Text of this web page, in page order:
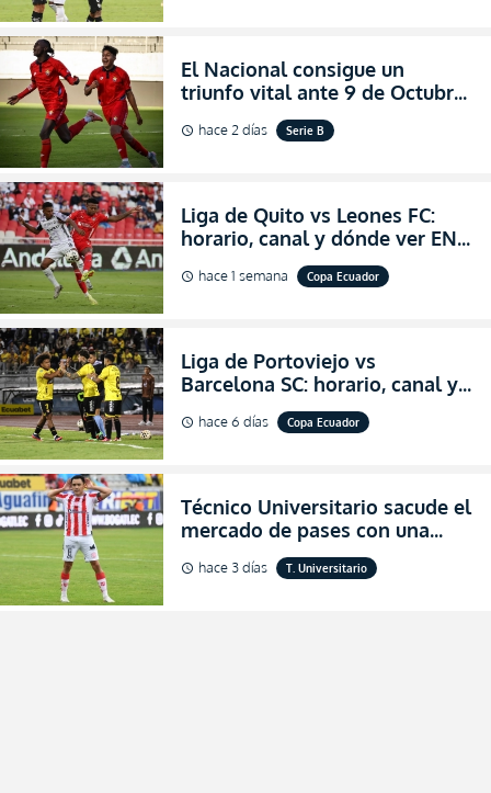
El Nacional consigue un
triunfo vital ante 9 de Octubre
para encender la fe en la
salvación
schedule hace 2 días Serie B
Liga de Quito vs Leones FC:
horario, canal y dónde ver EN
VIVO los octavos de final de la
Copa Ecuador 2026
schedule hace 1 semana Copa Ecuador
Liga de Portoviejo vs
Barcelona SC: horario, canal y
dónde ver EN VIVO los octavos
de final de la Copa Ecuador
schedule hace 6 días Copa Ecuador
Técnico Universitario sacude el
mercado de pases con una
verdadera revolución para
asegurar la permanencia
schedule hace 3 días T. Universitario